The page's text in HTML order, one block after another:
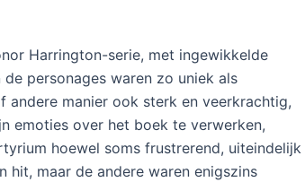
Harrington-serie, met ingewikkelde
personages waren zo uniek als
andere manier ook sterk en veerkrachtig,
emoties over het boek te verwerken,
hoewel soms frustrerend, uiteindelijk
hit, maar de andere waren enigszins